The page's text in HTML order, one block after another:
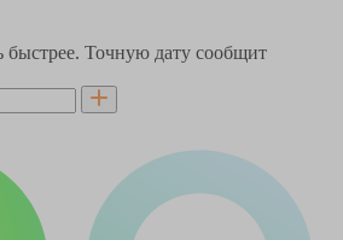
быстрее. Точную дату сообщит